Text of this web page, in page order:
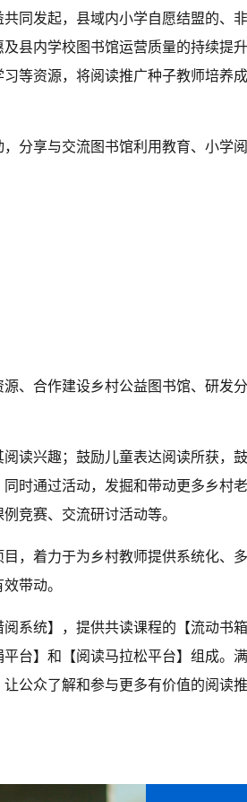
同发起，县域内小学自愿结盟的
县内学校图书馆运营质量的持续提
等资源，将阅读推广种子教师培养
分享与交流图书馆利用教育、小学
、合作建设乡村公益图书馆、研发
读兴趣；鼓励儿童表达阅读所获，
时通过活动，发掘和带动更多乡村
竞赛、交流研讨活动等。
，着力于为乡村教师提供系统化
带动。
系统】，提供共读课程的【流动
】和【阅读马拉松平台】组成。
公众了解和参与更多有价值的阅读